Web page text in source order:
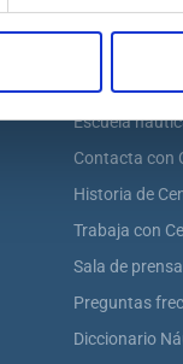
Cenáutica
Escuela
Escuela
Contacta con
Historia de
Trabaja con
Sala de prensa
Preguntas
Diccionario